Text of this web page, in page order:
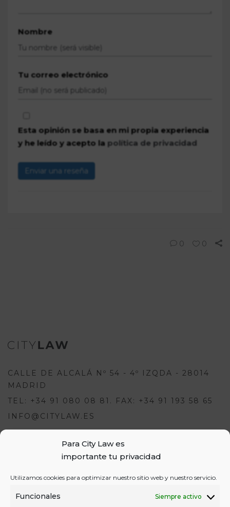
Para City Law es
importante tu privacidad
Utilizamos cookies para optimizar nuestro sitio web y nuestro servicio.
Funcionales Siempre activo
Para escribir una opinión debes
estar registrado e iniciar sesión:
Nombre
Tu correo electrónico
Esta opinión se basa en mi propia experiencia
y he leído y acepto la política de privacidad
Enviar una reseña
0 0
CALLE DE ALCALÁ Nº 54 - 4º IZQDA - 28014
MADRID
TEL: +34 91 080 08 81. FAX: +34 91 193 58 65
INFO@CITYLAW.ES
INICIAR SESIÓN